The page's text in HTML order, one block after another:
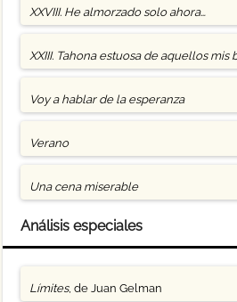
XXVIII. He almorzado solo ahora…
XXIII. Tahona estuosa de aquellos mis
Voy a hablar de la esperanza
Verano
Una cena miserable
Análisis especiales
Límites, de Juan Gelman